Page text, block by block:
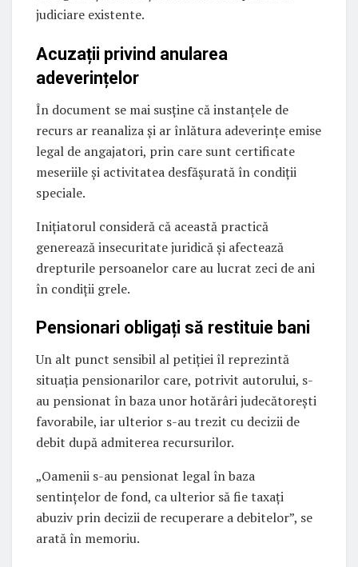
judiciare existente.
Acuzații privind anularea
adeverințelor
În document se mai susține că instanțele de
recurs ar reanaliza și ar înlătura adeverințe emise
legal de angajatori, prin care sunt certificate
meseriile și activitatea desfășurată în condiții
speciale.
Inițiatorul consideră că această practică
generează insecuritate juridică și afectează
drepturile persoanelor care au lucrat zeci de ani
în condiții grele.
Pensionari obligați să restituie bani
Un alt punct sensibil al petiției îl reprezintă
situația pensionarilor care, potrivit autorului, s-
au pensionat în baza unor hotărâri judecătorești
favorabile, iar ulterior s-au trezit cu decizii de
debit după admiterea recursurilor.
„Oamenii s-au pensionat legal în baza
sentințelor de fond, ca ulterior să fie taxați
abuziv prin decizii de recuperare a debitelor”, se
arată în memoriu.